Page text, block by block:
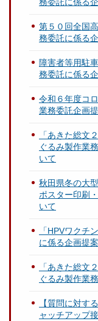
第５０回全国
務委託に係る
障害者等用駐
務委託に係る
令和６年度コ
業務委託企画
「あきた総文
ぐるみ製作業
いて
秋田県冬の大
ポスター印刷
いて
「HPVワクチ
に係る企画提
「あきた総文
ぐるみ製作業
【質問に対す
ャッチアップ